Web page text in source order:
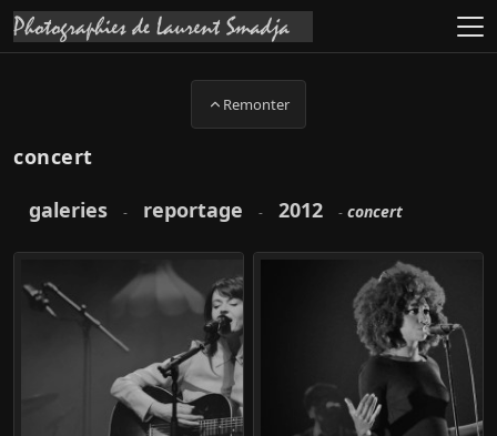
Remonter
concert
galeries
- reportage - 2012 - concert